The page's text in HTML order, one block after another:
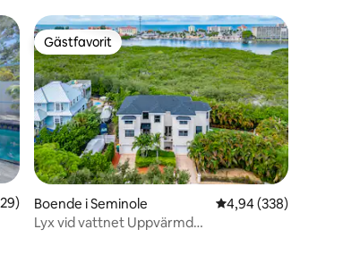
i genomsnittligt betyg, 129 omdömen
Gästfavorit
Gästfavorit
Boende i Seminole 4,94 av 5 i
4,94 (338)
Lyx vid vattnet Uppvärmd